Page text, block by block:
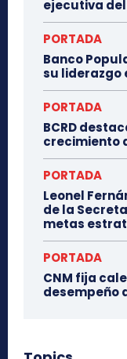
ejecutiva del
PORTADA
Banco
su liderazgo
PORTADA
BCRD
crecimiento
PORTADA
Leonel
de la
metas
PORTADA
CNM fija
desempeño